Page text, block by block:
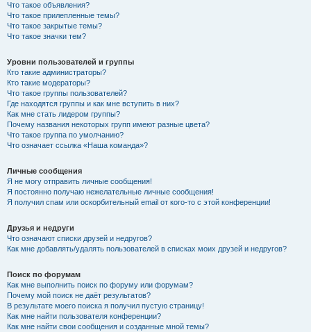
Что такое объявления?
Что такое прилепленные темы?
Что такое закрытые темы?
Что такое значки тем?
Уровни пользователей и группы
Кто такие администраторы?
Кто такие модераторы?
Что такое группы пользователей?
Где находятся группы и как мне вступить в них?
Как мне стать лидером группы?
Почему названия некоторых групп имеют разные цвета?
Что такое группа по умолчанию?
Что означает ссылка «Наша команда»?
Личные сообщения
Я не могу отправить личные сообщения!
Я постоянно получаю нежелательные личные сообщения!
Я получил спам или оскорбительный email от кого-то с этой конференции!
Друзья и недруги
Что означают списки друзей и недругов?
Как мне добавлять/удалять пользователей в списках моих друзей и недругов?
Поиск по форумам
Как мне выполнить поиск по форуму или форумам?
Почему мой поиск не даёт результатов?
В результате моего поиска я получил пустую страницу!
Как мне найти пользователя конференции?
Как мне найти свои сообщения и созданные мной темы?